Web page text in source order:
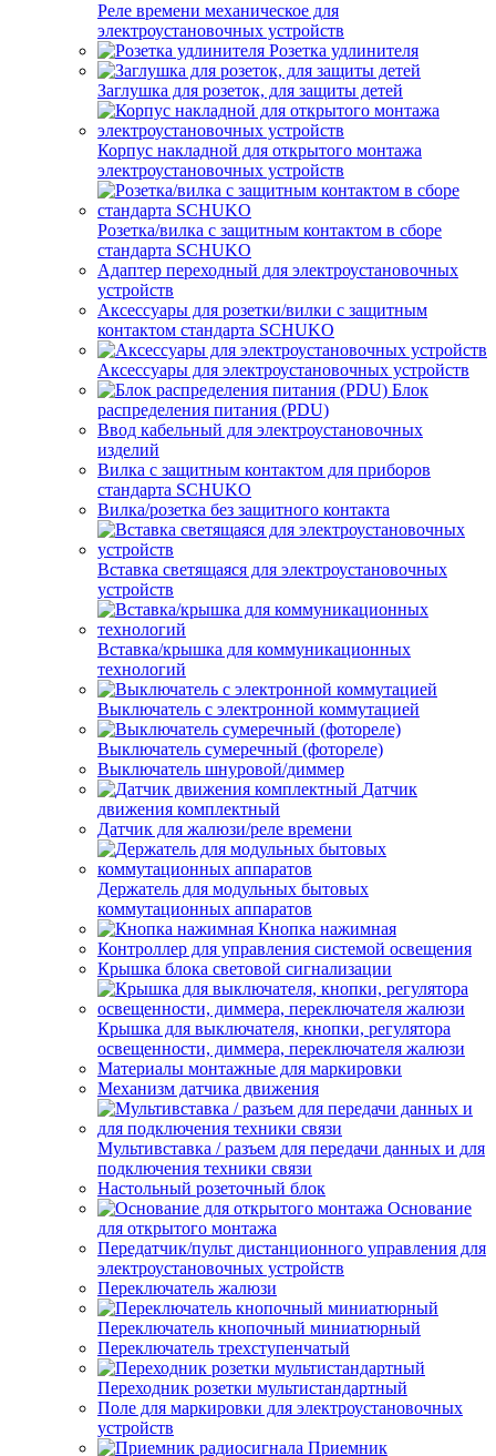
Реле времени механическое для
электроустановочных устройств
Розетка удлинителя
Заглушка для розеток, для защиты детей
Корпус накладной для открытого монтажа
электроустановочных устройств
Розетка/вилка с защитным контактом в сборе
стандарта SCHUKO
Адаптер переходный для электроустановочных
устройств
Аксессуары для розетки/вилки с защитным
контактом стандарта SCHUKO
Аксессуары для электроустановочных устройств
Блок
распределения питания (PDU)
Ввод кабельный для электроустановочных
изделий
Вилка с защитным контактом для приборов
стандарта SCHUKO
Вилка/розетка без защитного контакта
Вставка светящаяся для электроустановочных
устройств
Вставка/крышка для коммуникационных
технологий
Выключатель с электронной коммутацией
Выключатель сумеречный (фотореле)
Выключатель шнуровой/диммер
Датчик
движения комплектный
Датчик для жалюзи/реле времени
Держатель для модульных бытовых
коммутационных аппаратов
Кнопка нажимная
Контроллер для управления системой освещения
Крышка блока световой сигнализации
Крышка для выключателя, кнопки, регулятора
освещенности, диммера, переключателя жалюзи
Материалы монтажные для маркировки
Механизм датчика движения
Мультивставка / разъем для передачи данных и для
подключения техники связи
Настольный розеточный блок
Основание
для открытого монтажа
Передатчик/пульт дистанционного управления для
электроустановочных устройств
Переключатель жалюзи
Переключатель кнопочный миниатюрный
Переключатель трехступенчатый
Переходник розетки мультистандартный
Поле для маркировки для электроустановочных
устройств
Приемник